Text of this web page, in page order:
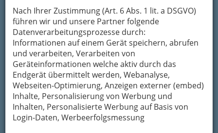
Nach Ihrer Zustimmung (Art. 6 Abs. 1 lit. a DSGVO)
führen wir und unsere Partner folgende
Datenverarbeitungsprozesse durch:
Informationen auf einem Gerät speichern, abrufen
und verarbeiten, Verarbeiten von
Geräteinformationen welche aktiv durch das
Endgerät übermittelt werden, Webanalyse,
Webseiten-Optimierung, Anzeigen externer (embed)
Inhalte, Personalisierung von Werbung und
Inhalten, Personalisierte Werbung auf Basis von
Login-Daten, Werbeerfolgsmessung
Mein Name
Meine Email Adresse
Mein Betreff
Meine Nachricht